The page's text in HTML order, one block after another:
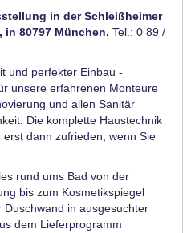
in der Schleißheimer
in 80797 München. Tel.: 0 89 /
und perfekter Einbau -
unsere erfahrenen Monteure
und allen Sanitär
Die komplette Haustechnik
dann zufrieden, wenn Sie
rund ums Bad von der
bis zum Kosmetikspiegel
in ausgesuchter
dem Lieferprogramm